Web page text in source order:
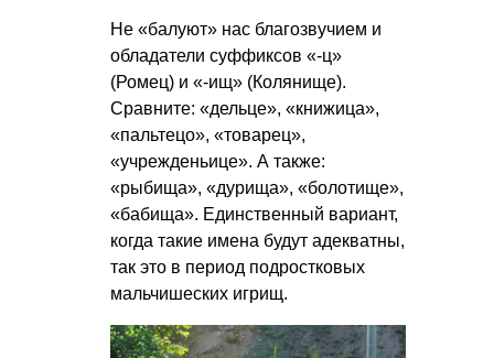
Не «балуют» нас благозвучием и
обладатели суффиксов «-ц»
(Ромец) и «-ищ» (Колянище).
Сравните: «дельце», «книжица»,
«пальтецо», «товарец»,
«учрежденьице». А также:
«рыбища», «дурища», «болотище»,
«бабища». Единственный вариант,
когда такие имена будут адекватны,
так это в период подростковых
мальчишеских игрищ.